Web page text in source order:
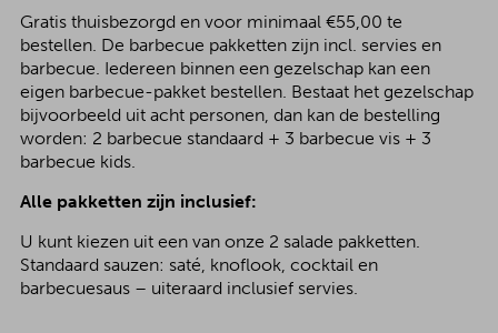
Gratis thuisbezorgd en voor minimaal €55,00 te
bestellen. De barbecue pakketten zijn incl. servies en
barbecue. Iedereen binnen een gezelschap kan een
eigen barbecue-pakket bestellen. Bestaat het gezelschap
bijvoorbeeld uit acht personen, dan kan de bestelling
worden: 2 barbecue standaard + 3 barbecue vis + 3
barbecue kids.
Alle pakketten zijn inclusief:
U kunt kiezen uit een van onze 2 salade pakketten.
Standaard sauzen: saté, knoflook, cocktail en
barbecuesaus – uiteraard inclusief servies.